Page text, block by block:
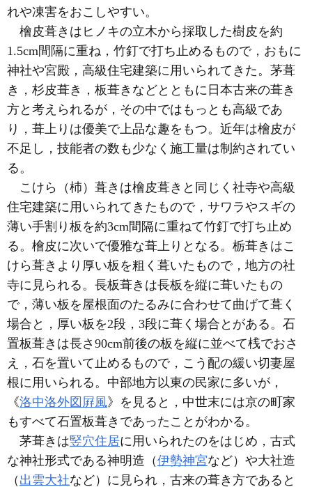
れや凍害をおこしやすい。
檜皮葺きはヒノキの立木から採取した樹皮を約
1.5cm間隔に重ね，竹釘で打ち止めるもので，おもに
神社や宮殿，高級住宅建築に用いられてきた。茅葺
き，杉皮葺き，板葺きなどとともに日本古来の葺き
方と考えられるが，その中ではもっとも高級であ
り，葺上りは優美で上品な趣をもつ。近年は檜皮が
不足し，技能者の数も少なく施工量は制約されてい
る。
こけら（杮）葺きは檜皮葺きと同じく社寺や高級
住宅建築に用いられてきたもので，サワラやスギの
薄い手割り板を約3cm間隔に重ねて竹釘で打ち止め
る。檜皮に次いで優雅な葺上りとなる。栃葺きはこ
けら葺きより厚い板を粗く葺いたもので，地方の社
寺に見られる。長板葺きは長板を縦に葺いたもの
で，薄い板を屋根面のたるみに合わせて曲げて葺く
場合と，厚い板を2段，3段に葺く場合とがある。石
置板葺きは長さ90cm前後の板を縦に並べて桟でおさ
え，石を置いて止めるもので，こう配の緩い切妻屋
根に用いられる。中部地方以東の民家に多いが，
《洛中洛外図屛風》を見ると，中世末には京の町家
もすべて石置板葺きであったことがわかる。
茅葺きは竪穴住居に用いられたのをはじめ，古式
な神社形式である神明造（伊勢神宮など）や大社造
（ 出雲大社など）に見られ，古来の葺き方であると